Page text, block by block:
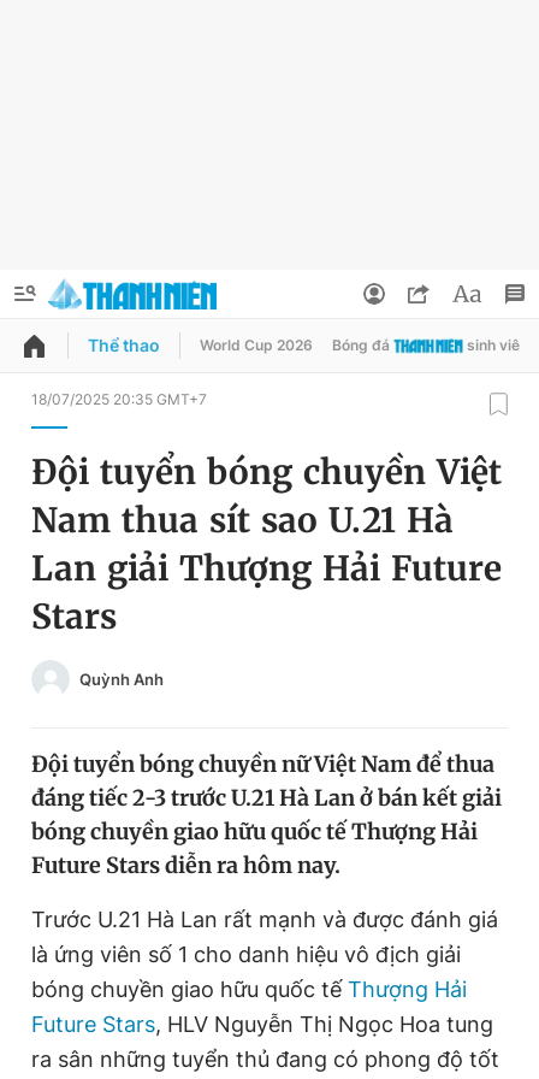
QUẢNG CÁO ĐẶT BÁO
Chuyên mục
Chuyên mục khác
Chào ngày mới
Tin thị trường
Video Magazine
Sản phẩm khác
Tiện ích Bạn cần biết
Thông tin tòa soạn Liên hệ quảng cáo
Đổi mật khẩu
Tin đã lưu
Tin đã xem
Thể thao World Cup 2026 Bóng đá sinh viên
18/07/2025 20:35 GMT+7
Đội tuyển bóng chuyền Việt
Nam thua sít sao U.21 Hà
Lan giải Thượng Hải Future
Stars
Quỳnh Anh
Đội tuyển bóng chuyền nữ Việt Nam để thua
đáng tiếc 2-3 trước U.21 Hà Lan ở bán kết giải
bóng chuyền giao hữu quốc tế Thượng Hải
Future Stars diễn ra hôm nay.
Trước U.21 Hà Lan rất mạnh và được đánh giá
là ứng viên số 1 cho danh hiệu vô địch giải
bóng chuyền giao hữu quốc tế Thượng Hải
Future Stars, HLV Nguyễn Thị Ngọc Hoa tung
ra sân những tuyển thủ đang có phong độ tốt